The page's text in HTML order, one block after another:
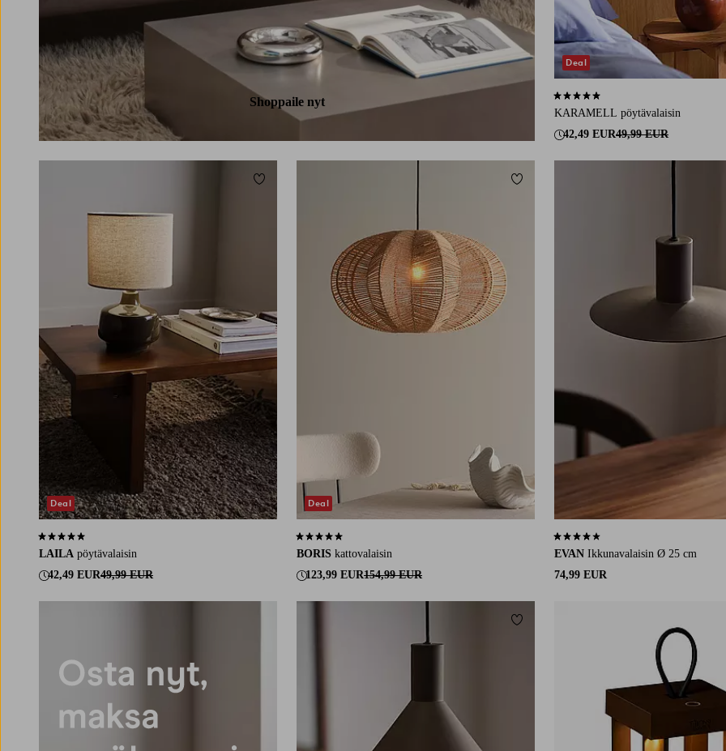
Shoppaile nyt
KARAMELL pöytävalaisin
42,49 EUR49,99 EUR
5,0 perustuen 5 arvosanaan
Deal
LAILA pöytävalaisin
42,49 EUR49,99 EUR
5,0 perustuen 2 arvosanaan
Deal
Lisää suosikkeihin
BORIS kattovalaisin
123,99 EUR154,99 EUR
4,9 perustuen 124 arvosanaan
Deal
Lisää suosikkeihin
EVAN Ikkunavalaisin Ø 25 cm
74,99 EUR
4,0 perustuen 1 arvosanaan
Lisää suosikkeihin